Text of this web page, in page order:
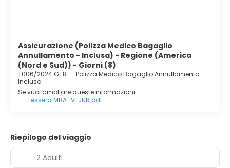
Assicurazione (Polizza Medico Bagaglio
Annullamento - Inclusa) - Regione (America
(Nord e Sud)) - Giorni (8)
T006/2024 GT8 - Polizza Medico Bagaglio Annullamento -
Inclusa
Se vuoi ampliare queste informazioni:
Tessera MBA_V. JUR.pdf
Riepilogo del viaggio
2 Adulti